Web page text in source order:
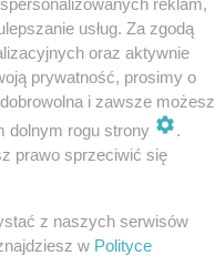
usług. Za zgodą
oraz aktywnie
prywatność, prosimy o
i zawsze możesz
dolnym rogu strony
.
prawo sprzeciwić się
z naszych serwisów
w Polityce